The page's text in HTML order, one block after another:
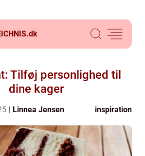
dk
Tilføj personlighed til
dine kager
Linnea Jensen inspiration